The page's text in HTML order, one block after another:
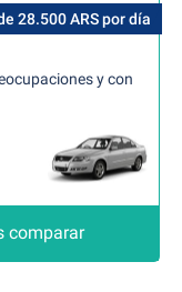
28.500 ARS por día
y con
comparar